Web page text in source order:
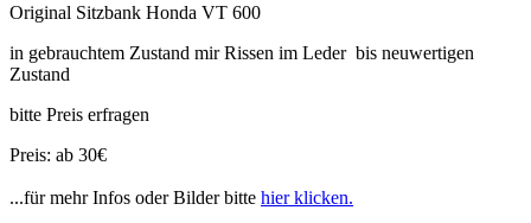
Original Sitzbank Honda VT 600
in gebrauchtem Zustand mir Rissen im Leder bis neuwertigen
Zustand
bitte Preis erfragen
Preis: ab 30€
...für mehr Infos oder Bilder bitte hier klicken.